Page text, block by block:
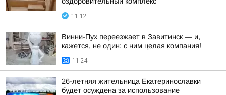
11:12
Винни-Пух переезжает в Завитинск — и,
кажется, не один: с ним целая компания!
11:24
26-летняя жительница Екатеринославки
будет осуждена за использование